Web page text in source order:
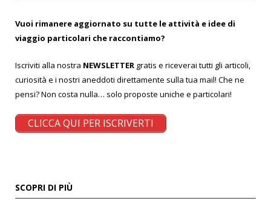
Vuoi rimanere aggiornato su tutte le attività e idee di
viaggio particolari che raccontiamo?
Iscriviti alla nostra NEWSLETTER gratis e riceverai tutti gli articoli,
curiosità e i nostri aneddoti direttamente sulla tua mail! Che ne
pensi? Non costa nulla… solo proposte uniche e particolari!
CLICCA QUI PER ISCRIVERTI
SCOPRI DI PIÙ